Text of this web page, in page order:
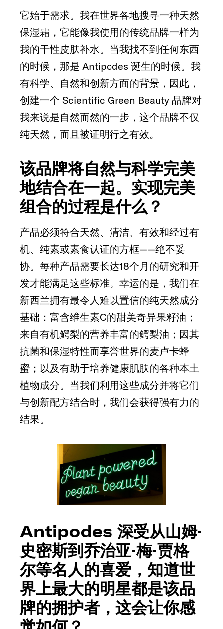
它始于需求。我在世界各地搜寻一种天然
保湿霜，它能像我使用的传统品牌一样为
我的干性皮肤补水。当我找不到任何东西
的时候，那是 Antipodes 诞生的时候。我
有科学、自然和创新方面的背景，因此，
创建一个 Scientific Green Beauty 品牌对
我来说是自然而然的一步，这个品牌不仅
纯天然，而且被证明行之有效。
该品牌将自然与科学完美
地结合在一起。实现完美
组合的过程是什么？
产品必须符合天然、清洁、有效和经过有
机、纯素或素食认证的方框——绝不妥
协。每种产品需要长达18个月的研究和开
发才能满足这些标准。幸运的是，我们在
新西兰拥有最令人难以置信的纯天然成分
基础：富含维生素C的甜美奇异果籽油；
来自有机鳄梨的营养丰富的鳄梨油；因其
抗菌和保湿特性而享誉世界的麦卢卡蜂
蜜；以及有助于培养健康肌肤的各种本土
植物成分。当我们利用这些成分并将它们
与创新配方结合时，我们会获得强有力的
结果。
Antipodes 深受从山姆·
史密斯到乔治亚·梅·贾格
尔等名人的喜爱，知道世
界上最大的明星都是该品
牌的拥护者，这会让你感